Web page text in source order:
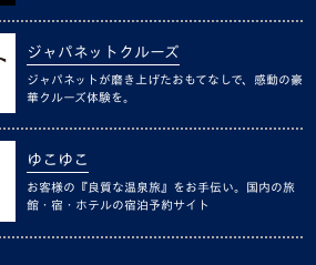
ジャパネットクルーズ
ジャパネットが磨き上げたおもてなしで、感動の豪
華クルーズ体験を。
ゆこゆこ
お客様の『良質な温泉旅』をお手伝い。国内の旅
館・宿・ホテルの宿泊予約サイト